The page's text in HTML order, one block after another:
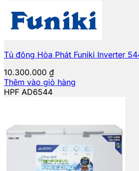
Tủ đông Hòa Phát Funiki Inverter
10.300.000 ₫
Thêm vào giỏ hàng
HPF AD6544